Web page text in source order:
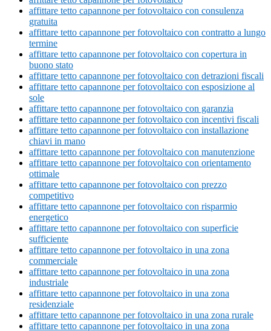
affittare tetto capannone per fotovoltaico con consulenza
gratuita
affittare tetto capannone per fotovoltaico con contratto a lungo
termine
affittare tetto capannone per fotovoltaico con copertura in
buono stato
affittare tetto capannone per fotovoltaico con detrazioni fiscali
affittare tetto capannone per fotovoltaico con esposizione al
sole
affittare tetto capannone per fotovoltaico con garanzia
affittare tetto capannone per fotovoltaico con incentivi fiscali
affittare tetto capannone per fotovoltaico con installazione
chiavi in mano
affittare tetto capannone per fotovoltaico con manutenzione
affittare tetto capannone per fotovoltaico con orientamento
ottimale
affittare tetto capannone per fotovoltaico con prezzo
competitivo
affittare tetto capannone per fotovoltaico con risparmio
energetico
affittare tetto capannone per fotovoltaico con superficie
sufficiente
affittare tetto capannone per fotovoltaico in una zona
commerciale
affittare tetto capannone per fotovoltaico in una zona
industriale
affittare tetto capannone per fotovoltaico in una zona
residenziale
affittare tetto capannone per fotovoltaico in una zona rurale
affittare tetto capannone per fotovoltaico in una zona